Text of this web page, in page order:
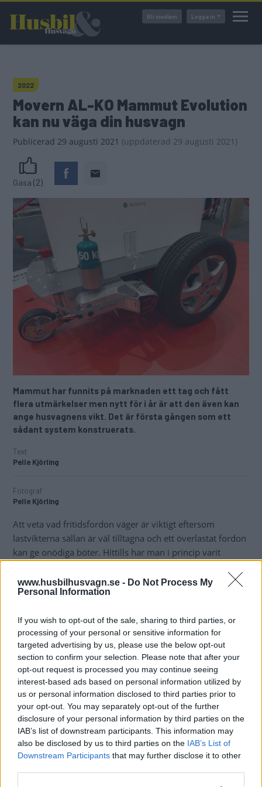
www.husbilhusvagn.se - Do Not Process My
Personal Information
If you wish to opt-out of the sale, sharing to third parties, or
processing of your personal or sensitive information for
targeted advertising by us, please use the below opt-out
section to confirm your selection. Please note that after your
opt-out request is processed you may continue seeing
interest-based ads based on personal information utilized by
us or personal information disclosed to third parties prior to
your opt-out. You may separately opt-out of the further
disclosure of your personal information by third parties on the
IAB’s list of downstream participants. This information may
also be disclosed by us to third parties on the IAB’s List of
Downstream Participants that may further disclose it to other
huvudinnehåll
Bli medlem Logga in
2022
Movern AL-KO Mammut Evolution
kan nu väga din husvagn
Publicerad 29 augusti 2021 (uppdaterad 29 augusti 2021)
Gasa (2)
Mammut har funnits på marknaden ett tag och fått
flera utmärkelser men nytt för i år är att den även kan
ange husvagnens vikt. Det är första gången som ett
sådant system konstruerats.
Text
Pelle Kjörling
Fotograf
Pelle Kjörling
Att veta vad fritidsfordon väger är viktigt eftersom
lastvikterna sällan är väl tilltagna och ett överlastat fordon
kan ge onödiga böter. Hittills har man i princip varit
KOs nya system gör det möjligt att få betydligt bättre
kontroll.
När det gäller själva manövreringen av movern sker det
som tidigare med en fjärrkontroll även om den nu får
en digital display. Systemet klarar av enkelaxlade
husvagnar upp till 2,5 ton och till tre ton om den har
boggie. Viktavvikelsen är högst fem procent och vikten
presenteras inom fem minuter på fjärrkontrollens display.
– Med vidareutvecklingen av Mammut har vi skapat ett
globalt unikt koncept som gör livet mycket enklare för
husvagnsägare, säger Dr Timo Schwickart, Senior Vice
President Sales & Marketing:
Det finns vanligtvis gott om